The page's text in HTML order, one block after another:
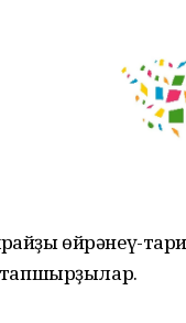
өйрәнеү-
тапшырҙылар.